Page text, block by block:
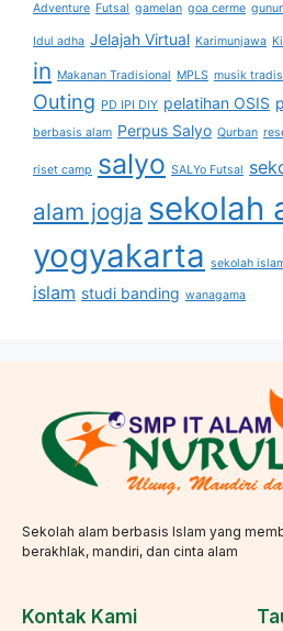
Adventure Futsal gamelan goa cerme
Idul adha Jelajah Virtual Karimunjawa
in Makanan Tradisional MPLS musik
Outing PD IPI DIY pelatihan OSIS
berbasis alam Perpus Salyo Qurban
riset camp salyo SALYo Futsal
alam jogja sekolah
yogyakarta sekolah
islam studi banding wanagama
Sekolah alam berbasis Islam yang
berakhlak, mandiri, dan cinta alam
Kontak Kami